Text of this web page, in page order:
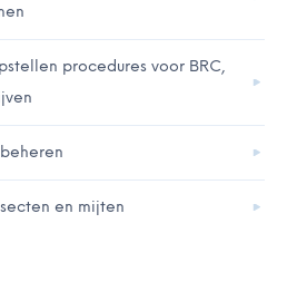
procedures voor BRC,
en mijten